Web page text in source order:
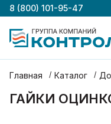
8 (800) 101-95-47
Главная Каталог
ГАЙКИ